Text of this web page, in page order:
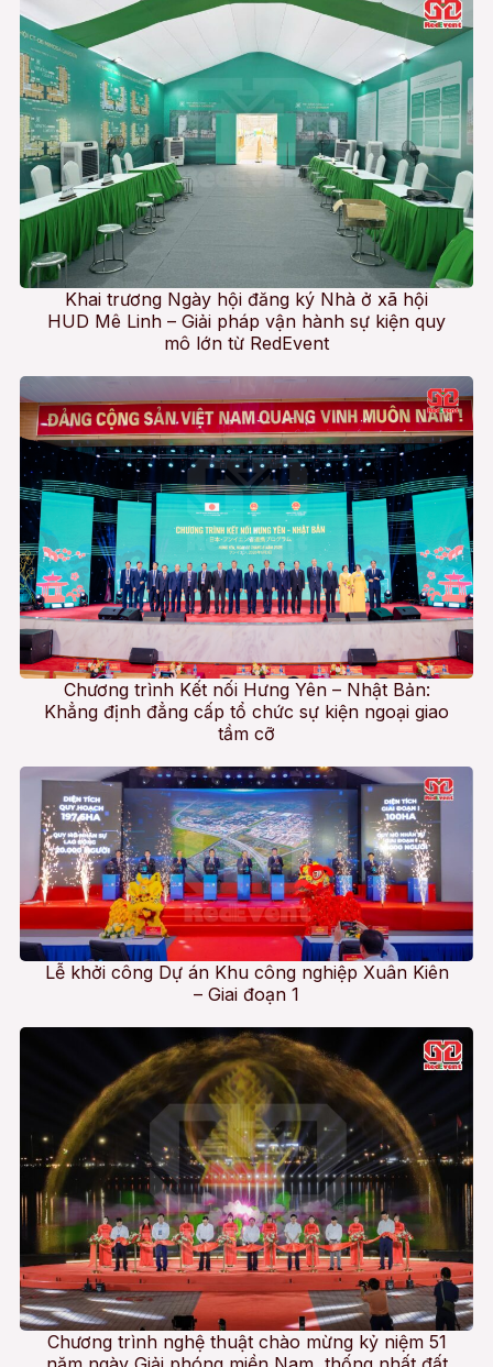
Khai trương Ngày hội đăng ký Nhà ở xã hội
HUD Mê Linh – Giải pháp vận hành sự kiện quy
mô lớn từ RedEvent
Chương trình Kết nối Hưng Yên – Nhật Bản:
Khẳng định đẳng cấp tổ chức sự kiện ngoại giao
tầm cỡ
Lễ khởi công Dự án Khu công nghiệp Xuân Kiên
– Giai đoạn 1
Chương trình nghệ thuật chào mừng kỷ niệm 51